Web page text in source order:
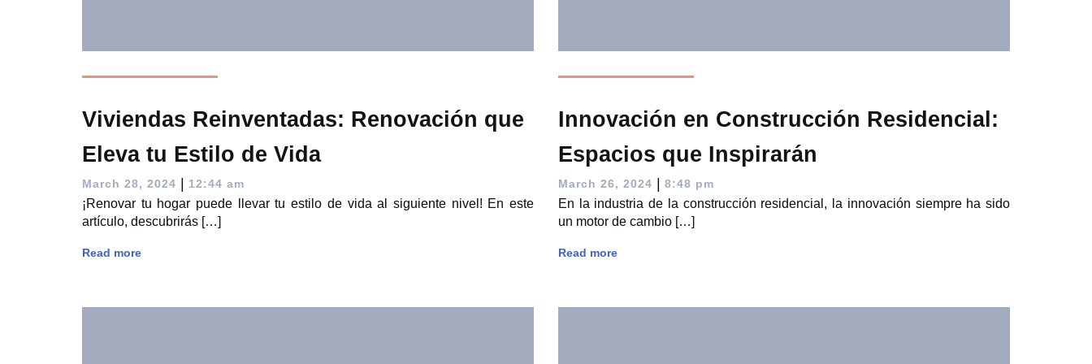
Viviendas Reinventadas: Renovación que
Eleva tu Estilo de Vida
March 28, 2024 12:44 am
¡Renovar tu hogar puede llevar tu estilo de vida al siguiente nivel! En este
artículo, descubrirás […]
Read more
Innovación en Construcción Residencial:
Espacios que Inspirarán
March 26, 2024 8:48 pm
En la industria de la construcción residencial, la innovación siempre ha sido
un motor de cambio […]
Read more